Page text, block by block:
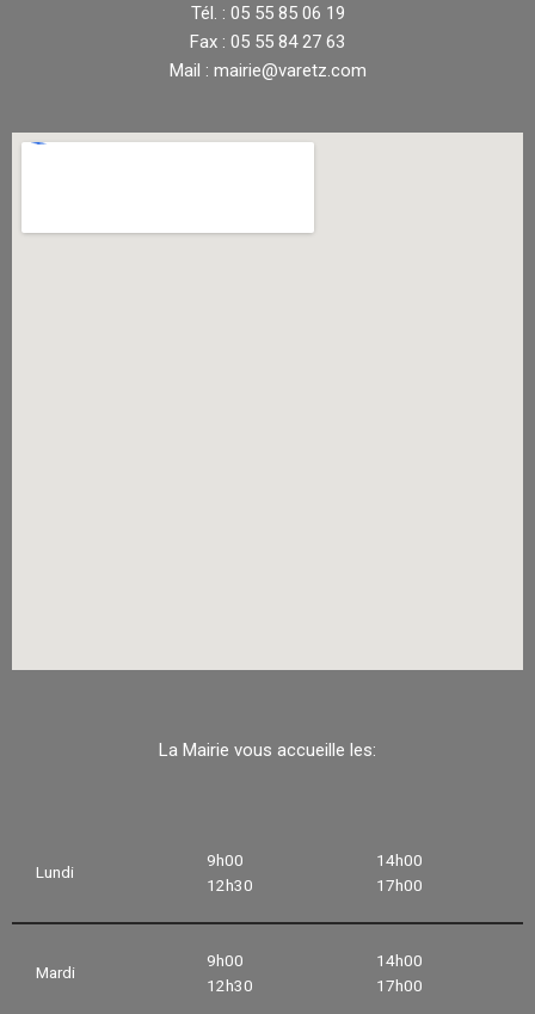
Tél. : 05 55 85 06 19
Fax : 05 55 84 27 63
Mail : mairie@varetz.com
La Mairie vous accueille les:
Lundi
9h00
12h30
14h00
17h00
Mardi
9h00
12h30
14h00
17h00